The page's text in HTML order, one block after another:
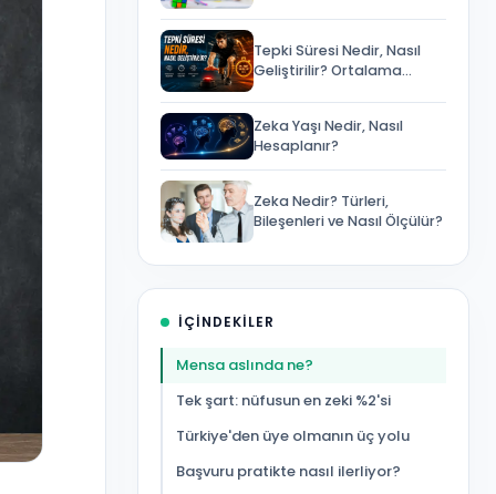
Tepki Süresi Nedir, Nasıl
Geliştirilir? Ortalama
Zeka Yaşı Nedir, Nasıl
Hesaplanır?
Zeka Nedir? Türleri,
Bileşenleri ve Nasıl Ölçülür?
İÇINDEKILER
Mensa aslında ne?
Tek şart: nüfusun en zeki %2'si
Türkiye'den üye olmanın üç yolu
Başvuru pratikte nasıl ilerliyor?